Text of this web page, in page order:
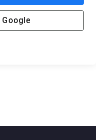
Google